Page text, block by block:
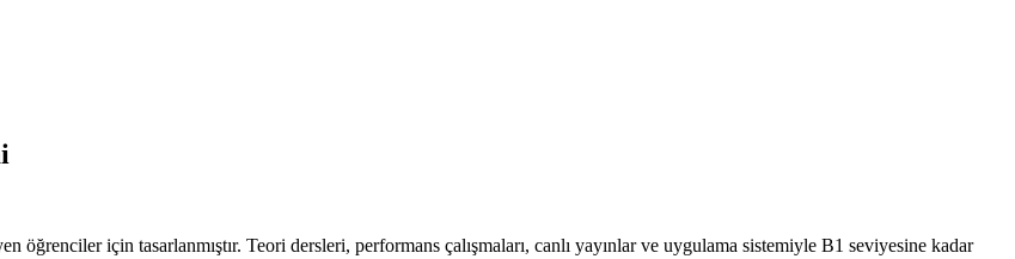
için tasarlanmıştır. Teori dersleri, performans çalışmaları, canlı yayınlar ve uygulama sistemiyle B1 seviyesine kadar